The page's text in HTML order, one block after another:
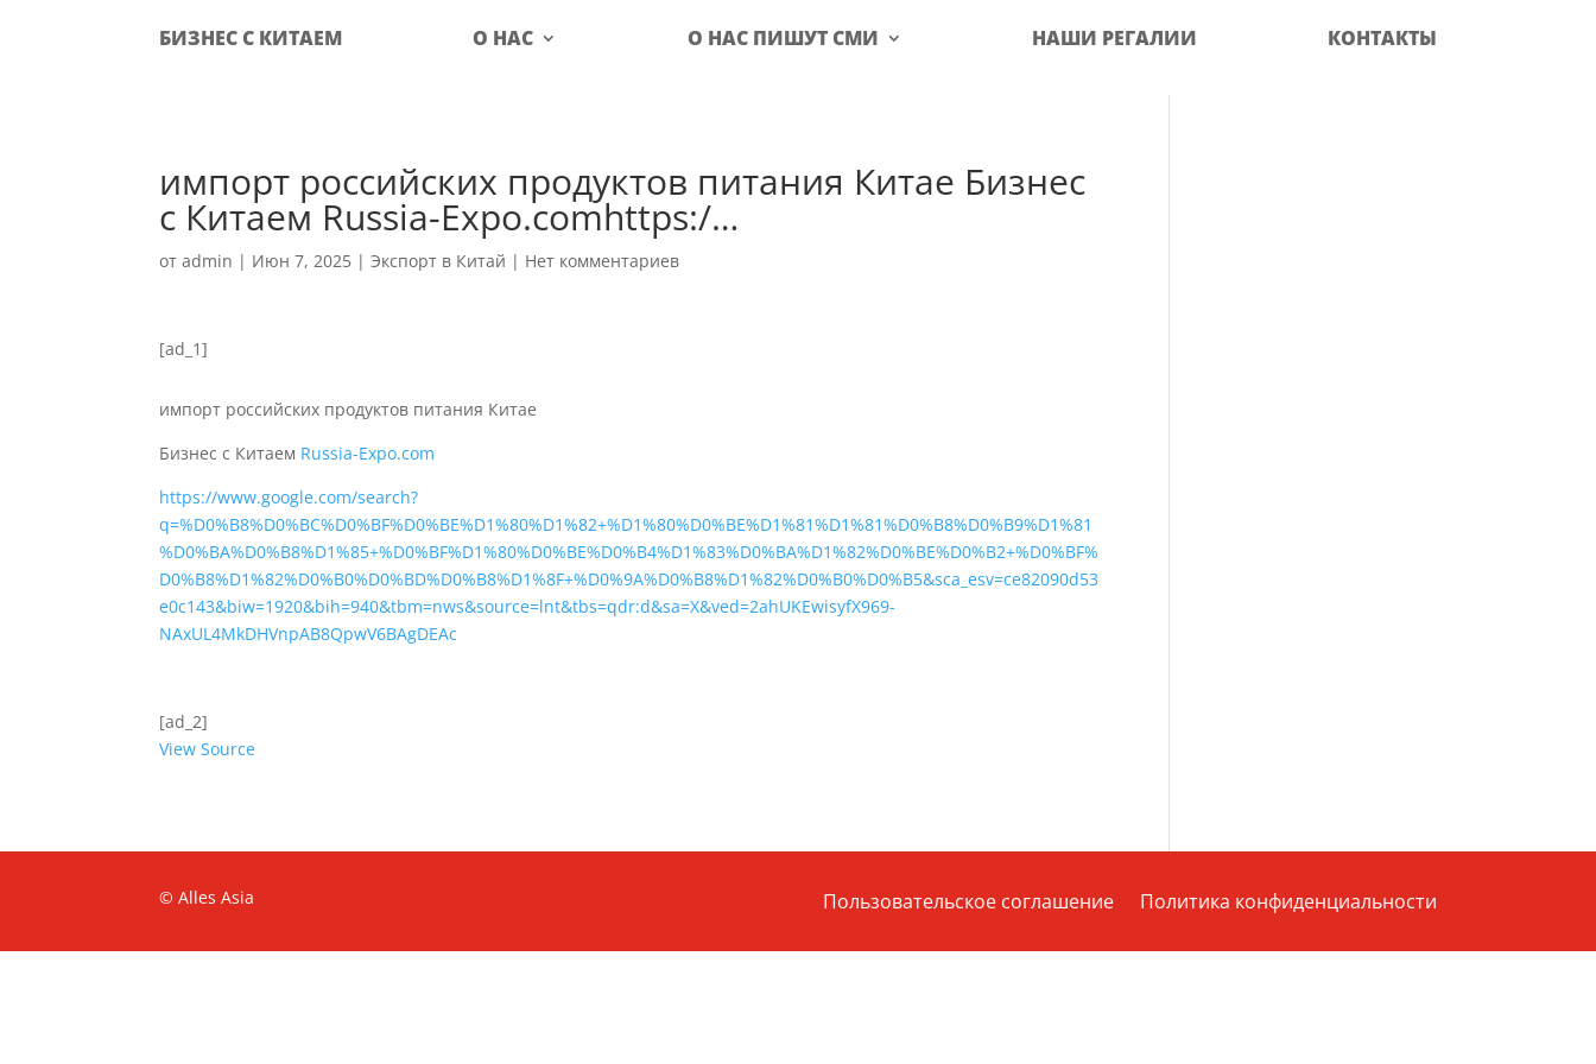
БИЗНЕС С КИТАЕМ О НАС О НАС ПИШУТ СМИ НАШИ РЕГАЛИИ КОНТАКТЫ
импорт российских продуктов питания Китае Бизнес
с Китаем Russia-Expo.comhttps:/…
отadmin | Июн 7, 2025 |Экспорт в Китай | Нет комментариев
[ad_1]
импорт российских продуктов питания Китае
Бизнес с Китаем Russia-Expo.com
https://www.google.com/search?
q=%D0%B8%D0%BC%D0%BF%D0%BE%D1%80%D1%82+%D1%80%D0%BE%D1%81%D1%81%D0%B8%D0%B9%D1%81
%D0%BA%D0%B8%D1%85+%D0%BF%D1%80%D0%BE%D0%B4%D1%83%D0%BA%D1%82%D0%BE%D0%B2+%D0%BF%
D0%B8%D1%82%D0%B0%D0%BD%D0%B8%D1%8F+%D0%9A%D0%B8%D1%82%D0%B0%D0%B5&sca_esv=ce82090d53
e0c143&biw=1920&bih=940&tbm=nws&source=lnt&tbs=qdr:d&sa=X&ved=2ahUKEwisyfX969-
NAxUL4MkDHVnpAB8QpwV6BAgDEAc
[ad_2]
View Source
© Alles Asia Пользовательское соглашение Политика конфиденциальности